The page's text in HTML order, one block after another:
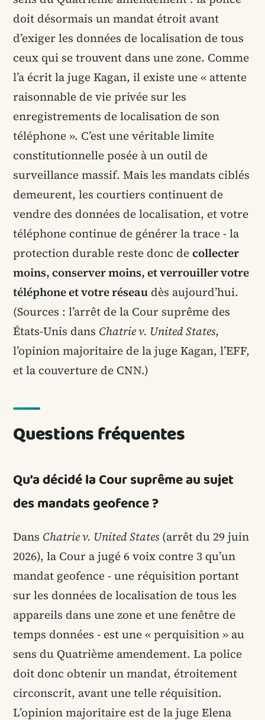
doit désormais un mandat étroit avant
d’exiger les données de localisation de tous
ceux qui se trouvent dans une zone. Comme
l’a écrit la juge Kagan, il existe une « attente
raisonnable de vie privée sur les
enregistrements de localisation de son
téléphone ». C’est une véritable limite
constitutionnelle posée à un outil de
surveillance massif. Mais les mandats ciblés
demeurent, les courtiers continuent de
vendre des données de localisation, et votre
téléphone continue de générer la trace - la
protection durable reste donc decollecter
moins, conserver moins, et verrouiller votre
téléphone et votre réseau dès aujourd’hui.
(Sources : l’arrêt de la Cour suprême des
États-Unis dans Chatrie v. United States,
l’opinion majoritaire de la juge Kagan, l’EFF,
et la couverture de CNN.)
Questions fréquentes
Qu’a décidé la Cour suprême au sujet
des mandats geofence ?
Dans Chatrie v. United States(arrêt du 29 juin
2026), la Cour a jugé 6 voix contre 3 qu’un
mandat geofence - une réquisition portant
sur les données de localisation de tous les
appareils dans une zone et une fenêtre de
temps données - est une « perquisition » au
sens du Quatrième amendement. La police
doit donc obtenir un mandat, étroitement
circonscrit, avant une telle réquisition.
L’opinion majoritaire est de la juge Elena